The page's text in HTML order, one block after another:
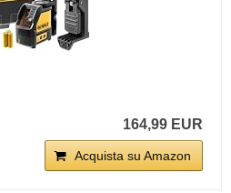
164,99 EUR
Acquista su Amazon